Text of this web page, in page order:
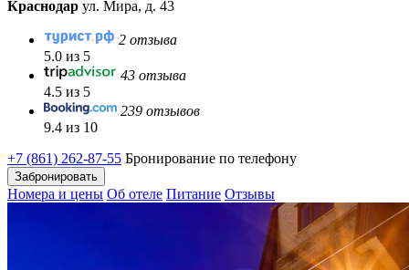
Краснодар ул. Мира, д. 43
2 отзыва
5.0 из 5
43 отзыва
4.5 из 5
239 отзывов
9.4 из 10
+7 (861) 262-87-55 Бронирование по телефону
Забронировать
Номера и цены Об отеле Питание Отзывы